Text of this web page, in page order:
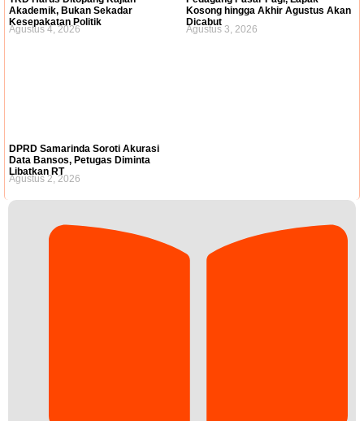
Akademik, Bukan Sekadar
Kesepakatan Politik
Agustus 4, 2026
Kosong hingga Akhir Agustus Akan
Dicabut
Agustus 3, 2026
DPRD Samarinda Soroti Akurasi
Data Bansos, Petugas Diminta
Libatkan RT
Agustus 2, 2026